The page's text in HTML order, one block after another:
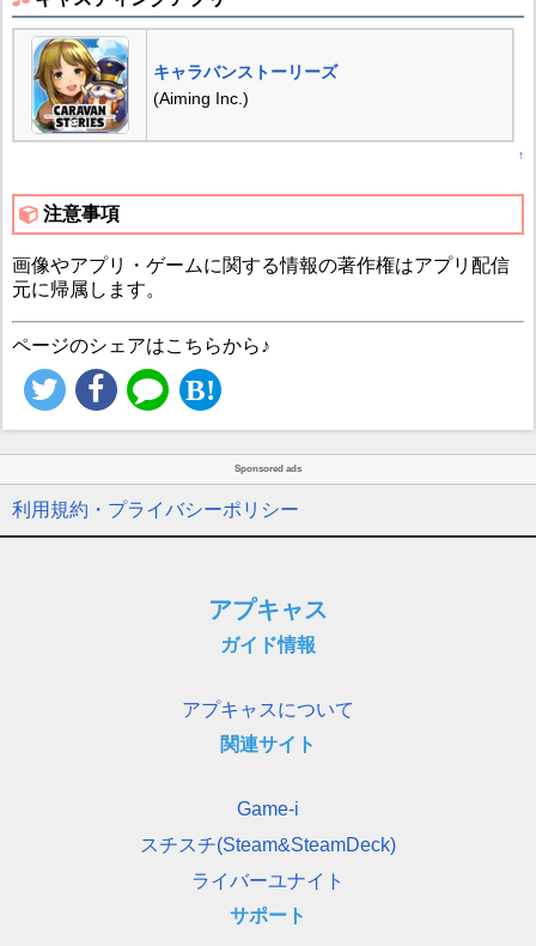
キャラバンストーリーズ
(Aiming Inc.)
↑
注意事項
画像やアプリ・ゲームに関する情報の著作権はアプリ配信
元に帰属します。
ページのシェアはこちらから♪
Sponsored ads
利用規約・プライバシーポリシー
アプキャス
ガイド情報
アプキャスについて
関連サイト
Game-i
スチスチ(Steam&SteamDeck)
ライバーユナイト
サポート